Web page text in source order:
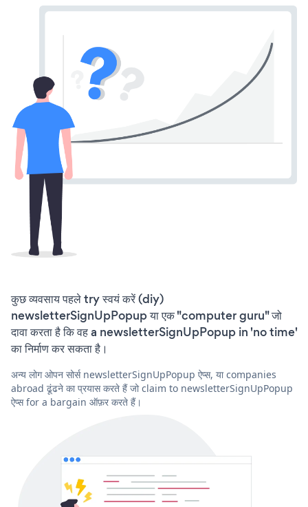
कुछ व्यवसाय पहले try स्वयं करें (diy)
newsletterSignUpPopup या एक "computer guru" जो
दावा करता है कि वह a newsletterSignUpPopup in 'no time'
का निर्माण कर सकता है।
अन्य लोग ओपन सोर्स newsletterSignUpPopup ऐप्स, या companies
abroad ढूंढने का प्रयास करते हैं जो claim to newsletterSignUpPopup
ऐप्स for a bargain ऑफ़र करते हैं।